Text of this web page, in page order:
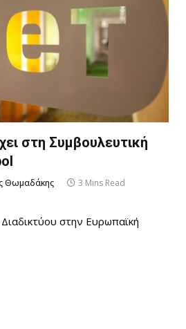
στη Συμβουλευτική
Θωμαδάκης
3 Mins Read
στην Ευρωπαϊκή